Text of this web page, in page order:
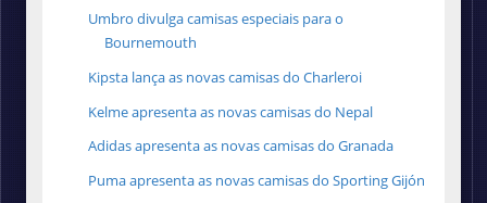
Umbro divulga camisas especiais para o
Bournemouth
Kipsta lança as novas camisas do Charleroi
Kelme apresenta as novas camisas do Nepal
Adidas apresenta as novas camisas do Granada
Puma apresenta as novas camisas do Sporting Gijón